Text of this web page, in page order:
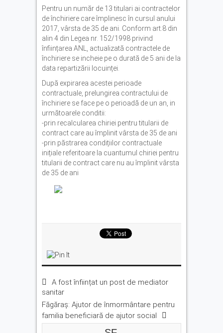
Pentru un număr de 13 titulari ai contractelor
de închiriere care împlinesc în cursul anului
2017, vârsta de 35 de ani. Conform art.8 din
alin 4 din Legea nr. 152/1998 privind
înființarea ANL, actualizată contractele de
închiriere se incheie pe o durată de 5 ani de la
data repartizării locuinței.
După expirarea acestei perioade
contractuale, prelungirea contractului de
închiriere se face pe o perioadă de un an, in
următoarele conditii:
-prin recalcularea chiriei pentru titularii de
contract care au împlinit vârsta de 35 de ani
-prin păstrarea condițiilor contractuale
inițiale referitoare la cuantumul chiriei pentru
titularii de contract care nu au împlinit vârsta
de 35 de ani
A fost înființat un post de mediator
sanitar
Făgăraș: Ajutor de înmormântare pentru
familia beneficiară de ajutor social